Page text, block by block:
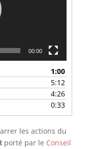
00:00
1:00
5:12
4:26
0:33
les actions du
porté par le Conseil